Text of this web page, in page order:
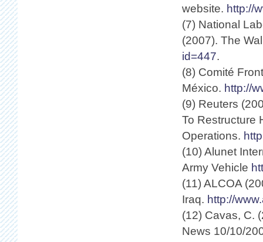
website. http://
(7) National
(2007). The
id=447.
(8) Comité
México. http://
(9) Reuters
To Restructure
Operations.
(10) Alunet
Army Vehicle
(11) ALCOA
Iraq. http://
(12) Cavas, C.
News 10/10/